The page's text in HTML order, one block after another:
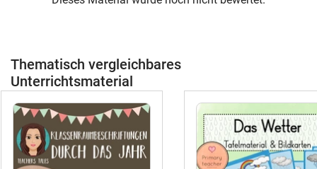
Thematisch vergleichbares
Unterrichtsmaterial